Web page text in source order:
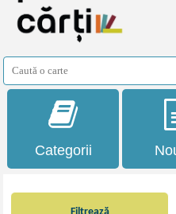
Categorii